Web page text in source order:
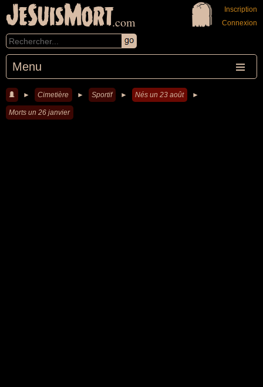
JeSuisMort.com
Menu
Inscription
Connexion
► Cimetière ► Sportif ► Nés un 23 août ►
Morts un 26 janvier